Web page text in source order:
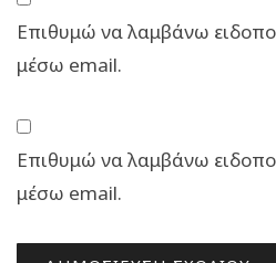
Επιθυμώ να λαμβάνω
μέσω email.
Επιθυμώ να λαμβάνω
μέσω email.